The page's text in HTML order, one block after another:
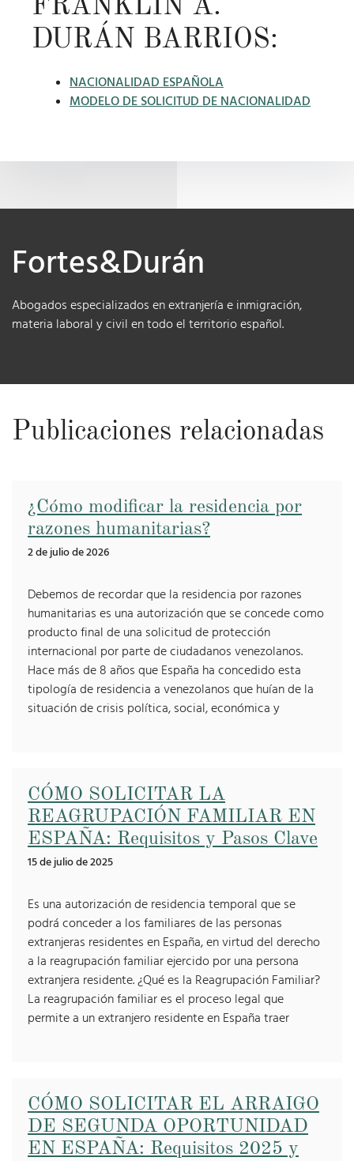
FRANKLIN A.
DURÁN BARRIOS:
NACIONALIDAD ESPAÑOLA
MODELO DE SOLICITUD DE NACIONALIDAD
Fortes&Durán
Abogados especializados en extranjería e inmigración,
materia laboral y civil en todo el territorio español.
Publicaciones relacionadas
¿Cómo modificar la residencia por
razones humanitarias?
2 de julio de 2026
Debemos de recordar que la residencia por razones
humanitarias es una autorización que se concede como
producto final de una solicitud de protección
internacional por parte de ciudadanos venezolanos.
Hace más de 8 años que España ha concedido esta
tipología de residencia a venezolanos que huían de la
situación de crisis política, social, económica y
CÓMO SOLICITAR LA
REAGRUPACIÓN FAMILIAR EN
ESPAÑA: Requisitos y Pasos Clave
15 de julio de 2025
Es una autorización de residencia temporal que se
podrá conceder a los familiares de las personas
extranjeras residentes en España, en virtud del derecho
a la reagrupación familiar ejercido por una persona
extranjera residente. ¿Qué es la Reagrupación Familiar?
La reagrupación familiar es el proceso legal que
permite a un extranjero residente en España traer
CÓMO SOLICITAR EL ARRAIGO
DE SEGUNDA OPORTUNIDAD
EN ESPAÑA: Requisitos 2025 y